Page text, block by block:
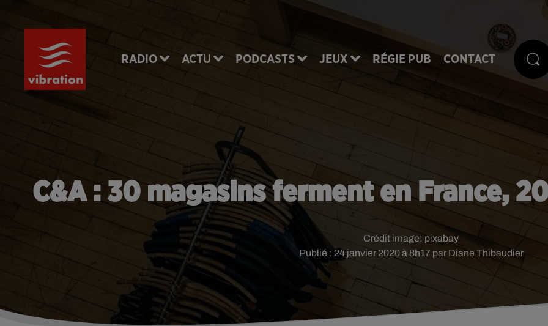
RADIO ACTU PODCASTS JEUX RÉGIE PUB CONTACT
C&A : 30 magasins ferment en France,
Publié : 24 janvier 2020 à 8h17 par Diane Thibaudier
Crédit image: pixabay